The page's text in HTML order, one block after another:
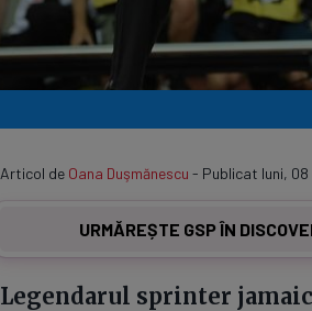
Articol de Oana Duşmănescu - Publicat luni,
URMĂREȘTE GSP ÎN
Legendarul sprinter